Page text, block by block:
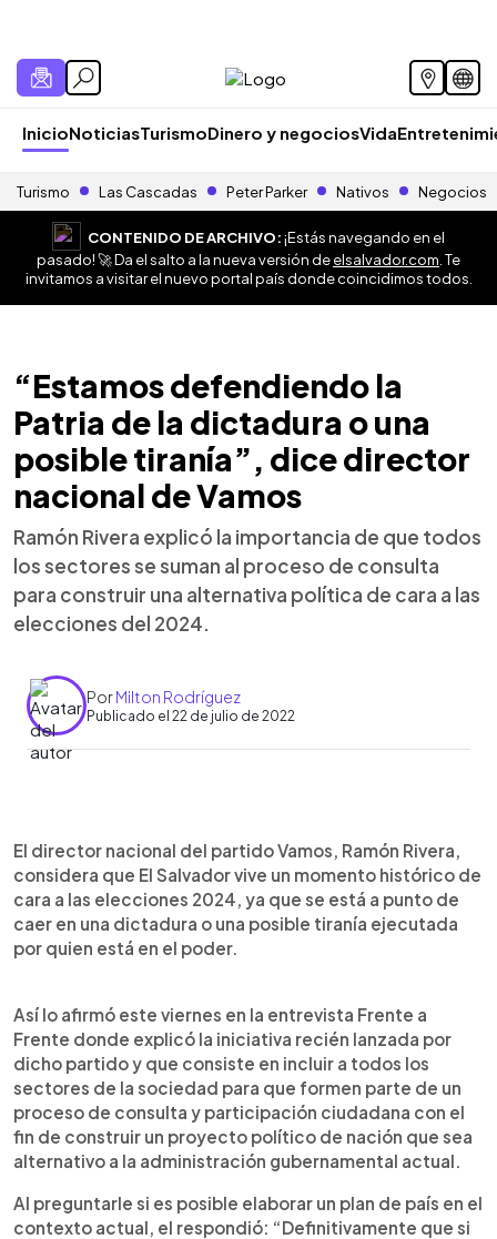
InicioNoticiasTurismoDinero y negociosVida
Turismo Las Cascadas Peter Parker Nativos Negocios
CONTENIDO DE ARCHIVO:¡Estás navegando en el
pasado! 🚀 Da el salto a la nueva versión deelsalvador.com . Te
invitamos a visitar el nuevo portal país donde coincidimos todos.
“Estamos defendiendo la
Patria de la dictadura o una
posible tiranía”, dice director
nacional de Vamos
Ramón Rivera explicó la importancia de que todos
los sectores se suman al proceso de consulta
para construir una alternativa política de cara a las
elecciones del 2024.
PorMilton Rodríguez
Publicado el 22 de julio de 2022
► Escuchar artículo
El director nacional del partido Vamos, Ramón Rivera,
considera que El Salvador vive un momento histórico de
cara a las elecciones 2024, ya que se está a punto de
caer en una dictadura o una posible tiranía ejecutada
por quien está en el poder.
Así lo afirmó este viernes en la entrevista Frente a
Frente donde explicó la iniciativa recién lanzada por
dicho partido y que consiste en incluir a todos los
sectores de la sociedad para que formen parte de un
proceso de consulta y participación ciudadana con el
fin de construir un proyecto político de nación que sea
alternativo a la administración gubernamental actual.
Al preguntarle si es posible elaborar un plan de país en el
contexto actual, el respondió: “Definitivamente que si